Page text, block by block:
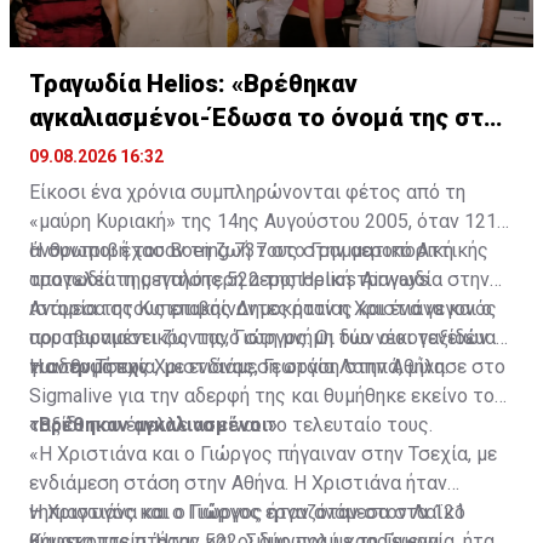
Τραγωδία Helios: «Βρέθηκαν
αγκαλιασμένοι-Έδωσα το όνομά της στην
κόρη μου»
09.08.2026 16:32
Είκοσι ένα χρόνια συμπληρώνονται φέτος από τη
«μαύρη Κυριακή» της 14ης Αυγούστου 2005, όταν 121
άνθρωποι έχασαν τη ζωή τους στην αεροπορική
τραγωδία της πτήσης 522 της Helios Airways.
Η συντριβή του Boeing 737 στο Γραμματικό Αττικής
αποτελεί τη μεγαλύτερη αεροπορική τραγωδία στην
ιστορία της Κυπριακής Δημοκρατίας και ένα γεγονός
που παραμένει ζωντανό στη μνήμη των οικογενειών
των θυμάτων.
Ανάμεσα στους επιβαίνοντες ήταν η Χριστιάνα και ο
αρραβωνιαστικός της, Γιώργος. Οι δύο νέοι ταξίδευαν
για την Τσεχία, με ενδιάμεση στάση στην Αθήνα.
Η αδερφή της Χριστιάνας, Γεωργία Λαππά, μίλησε στο
Sigmalive για την αδερφή της και θυμήθηκε εκείνο το
ταξίδι που έμελλε να είναι το τελευταίο τους.
«Βρέθηκαν αγκαλιασμένοι»
«Η Χριστιάνα και ο Γιώργος πήγαιναν στην Τσεχία, με
ενδιάμεση στάση στην Αθήνα. Η Χριστιάνα ήταν
νηπιαγωγός και ο Γιώργος εργαζόταν στον Λαϊκό
Η Χριστιάνα και ο Γιώργος ήταν ανάμεσα στα 121